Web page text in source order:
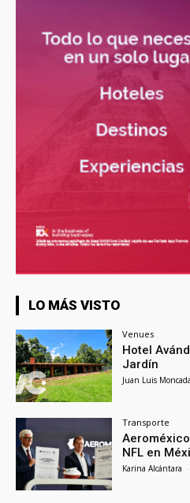
LO MÁS VISTO
Venues
Hotel
Jardín
Juan Luis
Transporte
NFL en
Karina Alcántara -